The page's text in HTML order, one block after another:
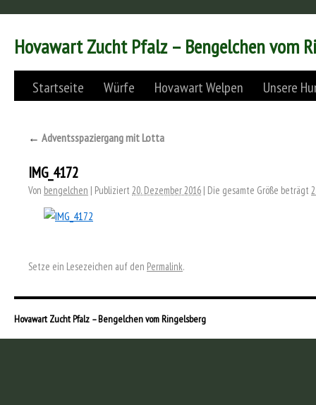
Hovawart Zucht Pfalz – Bengelchen vom
Startseite Würfe Hovawart Welpen Unsere
← Adventsspaziergang mit Lotta
IMG_4172
Von bengelchen | Publiziert 20. Dezember 2016 | Die gesamte Größe beträgt
Setze ein Lesezeichen auf den Permalink.
Hovawart Zucht Pfalz – Bengelchen vom Ringelsberg